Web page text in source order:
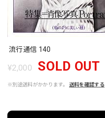
流行通信 140
¥2,000 SOLD OUT
※別途送料がかかります。 送料を確認する